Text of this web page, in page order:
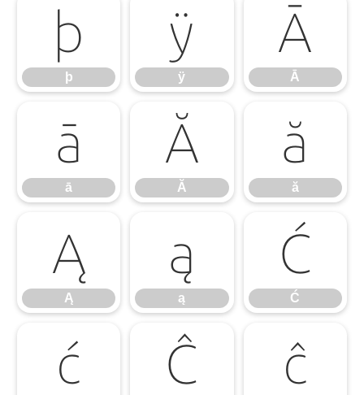
þ
þ
ÿ
ÿ
Ā
Ā
ā
ā
Ă
Ă
ă
ă
Ą
Ą
ą
ą
Ć
Ć
ć Ĉ ĉ